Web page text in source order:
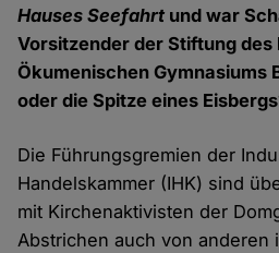
Hauses Seefahrt und war
Vorsitzender der Stiftung
Ökumenischen Gymnasiums
oder die Spitze eines
Die Führungsgremien der
Handelskammer (IHK) sind
mit Kirchenaktivisten der
Abstrichen auch von anderen